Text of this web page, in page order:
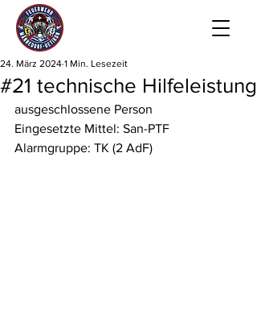
#21 technische Hilfeleistung
24. März 2024 1 Min. Lesezeit
ausgeschlossene Person
Eingesetzte Mittel: San-PTF
Alarmgruppe: TK (2 AdF)